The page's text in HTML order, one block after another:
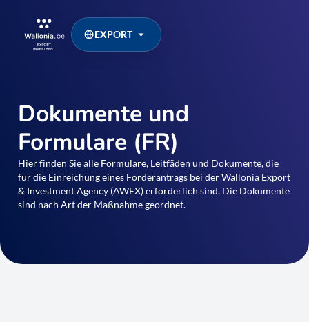
EXPORT
Dokumente und
Formulare (FR)
Hier finden Sie alle Formulare, Leitfäden und Dokumente, die
für die Einreichung eines Förderantrags bei der Wallonia Export
& Investment Agency (AWEX) erforderlich sind. Die Dokumente
sind nach Art der Maßnahme geordnet.